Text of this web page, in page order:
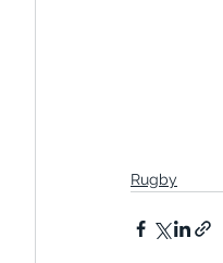
Rugby